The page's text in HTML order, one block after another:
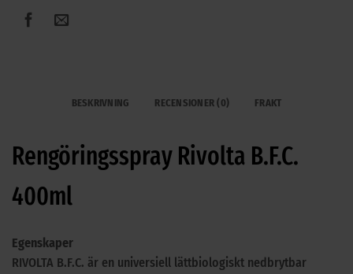
mängd
BESKRIVNING RECENSIONER (0) FRAKT
Rengöringsspray Rivolta B.F.C.
400ml
Egenskaper
RIVOLTA B.F.C. är en universiell lättbiologiskt nedbrytbar